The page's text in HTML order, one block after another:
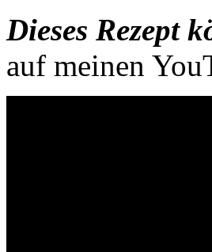
Dieses Rezept
auf meinen